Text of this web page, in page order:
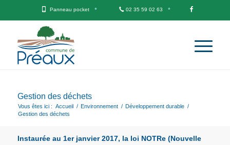
Panneau pocket 02 35 59 02 63
Gestion des déchets
Vous êtes ici : Accueil / Environnement / Développement durable /
Gestion des déchets
Instaurée au 1er janvier 2017, la loi NOTRe (Nouvelle